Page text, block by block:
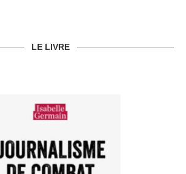
LE LIVRE